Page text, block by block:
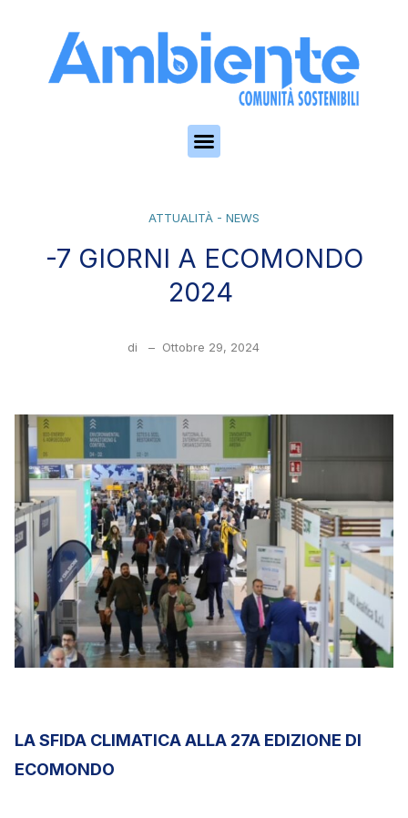
ATTUALITÀ - NEWS
-7 GIORNI A ECOMONDO
2024
di – Ottobre 29, 2024
LA SFIDA CLIMATICA ALLA 27A EDIZIONE DI
ECOMONDO